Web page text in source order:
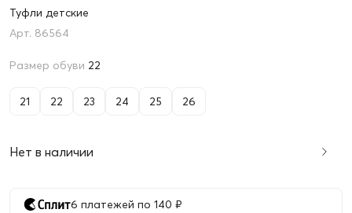
Туфли детские
86564
Размер обуви 22
21 22 23 24 25 26
Нет в наличии
6 платежей по 140 ₽